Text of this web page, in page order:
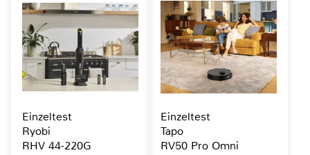
Einzeltest
Ryobi
RHV 44-220G
Einzeltest
Tapo
RV50 Pro Omni